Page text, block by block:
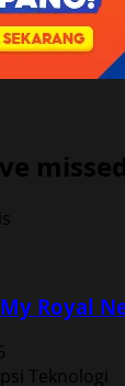
missed
Royal